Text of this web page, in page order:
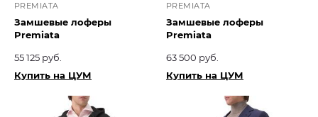
PREMIATA
Замшевые лоферы
Premiata
55 125 руб.
Купить на ЦУМ
PREMIATA
Замшевые лоферы
Premiata
63 500 руб.
Купить на ЦУМ